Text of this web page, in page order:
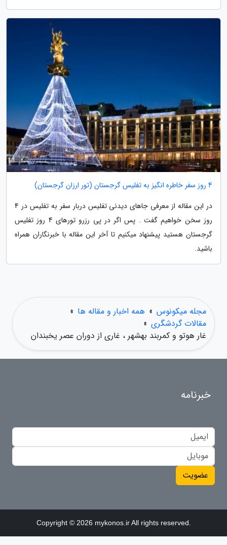
4 روز سفر خاطره انگیز به تفلیس گرجستان (تور ارزان گرجستان)
در این مقاله از معرفی جاهای دیدنی تفلیس دربار سفر به تفلیس در 4
روز سخن خواهیم گفت . پس اگر در پی رزرو تورهای 4 روز تفلیس
گرجستان هستید پیشنهاد میکنیم تا آخر این مقاله با خبرنگاران همراه
باشید.
مجله میکونوس » همه اخبار و مقاله ها »
مقالات گردشگری »
غار هوتو و کمربند بهشهر ، غاری از دوران عصر یخبندان
خبرنامه
عضویت
Copyright © 2026 mykonos.ir All rights reserved.